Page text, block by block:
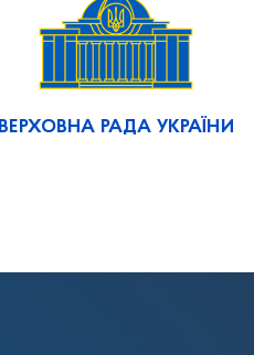
ВЕРХОВНА РАДА УКРАЇНИ